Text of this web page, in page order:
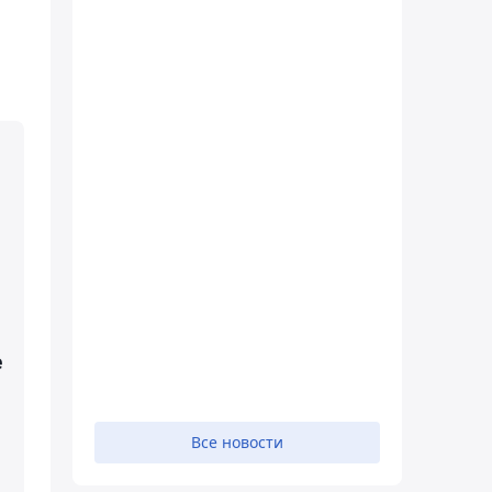
Все новости